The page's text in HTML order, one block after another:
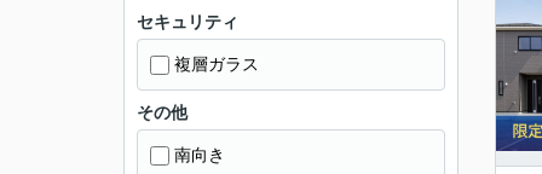
セキュリティ
複層ガラス
その他
南向き